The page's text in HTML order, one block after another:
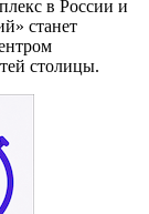
в России и
станет
столицы.